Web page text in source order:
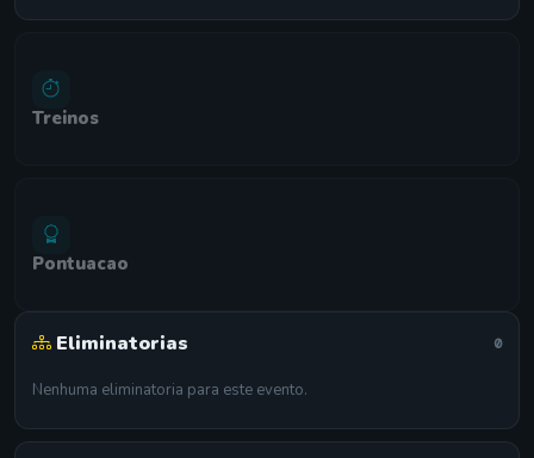
Treinos
Pontuacao
Eliminatorias 0
Nenhuma eliminatoria para este evento.